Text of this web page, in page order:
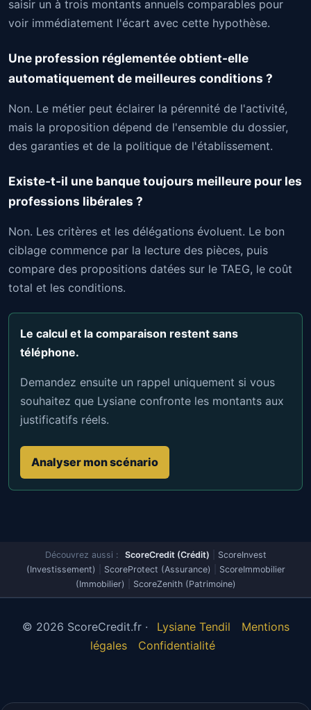
saisir un à trois montants annuels comparables pour
voir immédiatement l'écart avec cette hypothèse.
Une profession réglementée obtient-elle
automatiquement de meilleures conditions ?
Non. Le métier peut éclairer la pérennité de l'activité,
mais la proposition dépend de l'ensemble du dossier,
des garanties et de la politique de l'établissement.
Existe-t-il une banque toujours meilleure pour les
professions libérales ?
Non. Les critères et les délégations évoluent. Le bon
ciblage commence par la lecture des pièces, puis
compare des propositions datées sur le TAEG, le coût
total et les conditions.
Le calcul et la comparaison restent sans
téléphone.
Demandez ensuite un rappel uniquement si vous
souhaitez que Lysiane confronte les montants aux
justificatifs réels.
Analyser mon scénario
Découvrez aussi : ScoreCredit (Crédit)
ScoreInvest
(Investissement)
ScoreProtect (Assurance)
ScoreImmobilier
(Immobilier)
ScoreZenith (Patrimoine)
© 2026 ScoreCredit.fr · Lysiane Tendil
Mentions
légales
Confidentialité